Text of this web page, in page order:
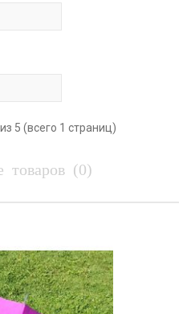
5 (всего 1 страниц)
товаров (0)